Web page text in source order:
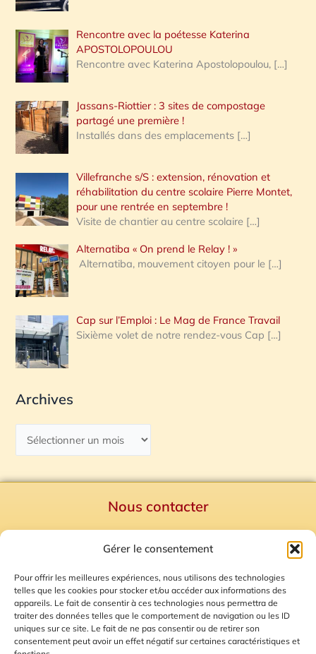
Gérer le consentement
Pour offrir les meilleures expériences, nous utilisons des technologies
telles que les cookies pour stocker et/ou accéder aux informations des
appareils. Le fait de consentir à ces technologies nous permettra de
traiter des données telles que le comportement de navigation ou les ID
uniques sur ce site. Le fait de ne pas consentir ou de retirer son
consentement peut avoir un effet négatif sur certaines caractéristiques et
Rencontre avec la poétesse Katerina
APOSTOLOPOULOU
Rencontre avec Katerina Apostolopoulou, […]
Jassans-Riottier : 3 sites de compostage
partagé une première !
Installés dans des emplacements […]
Villefranche s/S : extension, rénovation et
réhabilitation du centre scolaire Pierre Montet,
pour une rentrée en septembre !
Visite de chantier au centre scolaire […]
Alternatiba « On prend le Relay ! »
Alternatiba, mouvement citoyen pour le […]
Cap sur l’Emploi : Le Mag de France Travail
Sixième volet de notre rendez-vous Cap […]
Archives
Nous contacter
Mentions Légales
Plan du site
Gestion des Cookies